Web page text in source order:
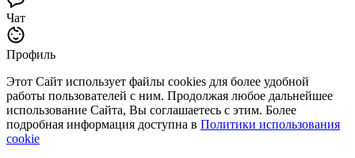
Чат
Профиль
Этот Сайт использует файлы cookies для более удобной
работы пользователей с ним. Продолжая любое дальнейшее
использование Сайта, Вы соглашаетесь с этим. Более
подробная информация доступна в Политики использования
cookie